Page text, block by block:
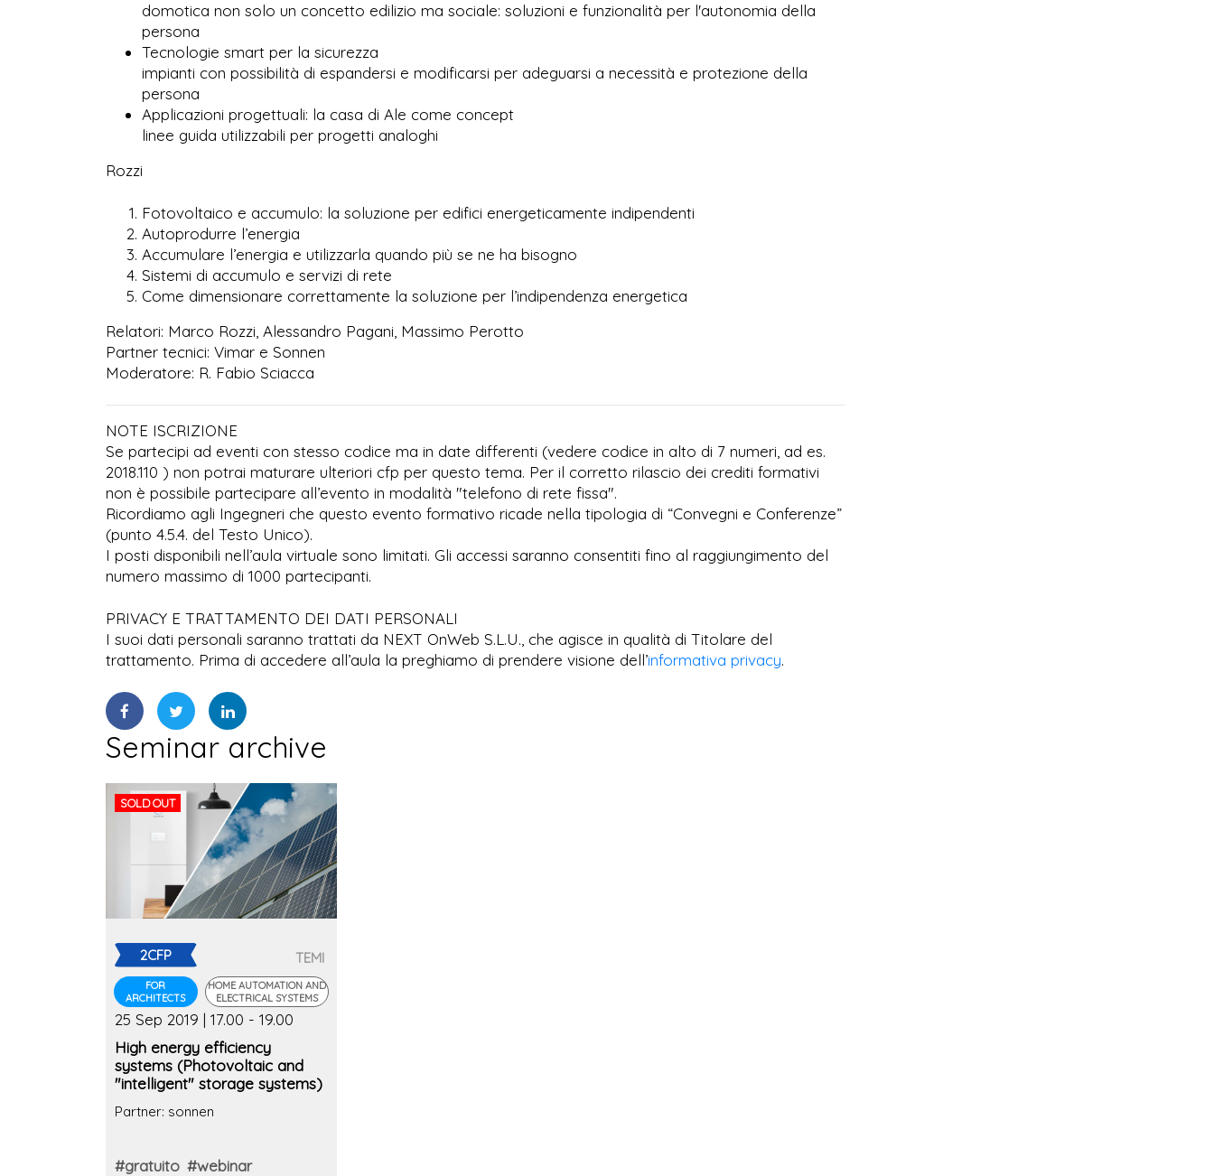
domotica non solo un concetto edilizio ma sociale: soluzioni e funzionalità per l'autonomia della
persona
Tecnologie smart per la sicurezza
impianti con possibilità di espandersi e modificarsi per adeguarsi a necessità e protezione della
persona
Applicazioni progettuali: la casa di Ale come concept
linee guida utilizzabili per progetti analoghi
Rozzi
Fotovoltaico e accumulo: la soluzione per edifici energeticamente indipendenti
Autoprodurre l’energia
Accumulare l’energia e utilizzarla quando più se ne ha bisogno
Sistemi di accumulo e servizi di rete
Come dimensionare correttamente la soluzione per l’indipendenza energetica
Relatori: Marco Rozzi, Alessandro Pagani, Massimo Perotto
Partner tecnici: Vimar e Sonnen
Moderatore: R. Fabio Sciacca
NOTE ISCRIZIONE
Se partecipi ad eventi con stesso codice ma in date differenti (vedere codice in alto di 7 numeri, ad es.
2018.110 ) non potrai maturare ulteriori cfp per questo tema. Per il corretto rilascio dei crediti formativi
non è possibile partecipare all’evento in modalità "telefono di rete fissa".
Ricordiamo agli Ingegneri che questo evento formativo ricade nella tipologia di “Convegni e Conferenze”
(punto 4.5.4. del Testo Unico).
I posti disponibili nell’aula virtuale sono limitati. Gli accessi saranno consentiti fino al raggiungimento del
numero massimo di 1000 partecipanti.
PRIVACY E TRATTAMENTO DEI DATI PERSONALI
I suoi dati personali saranno trattati da NEXT OnWeb S.L.U., che agisce in qualità di Titolare del
trattamento. Prima di accedere all’aula la preghiamo di prendere visione dell’informativa privacy.
Seminar archive
SOLD OUT
2CFP
FOR
ARCHITECTS
TEMI
HOME AUTOMATION AND
ELECTRICAL SYSTEMS
25 Sep 2019 | 17.00 - 19.00
High energy efficiency
systems (Photovoltaic and
"intelligent" storage systems)
Partner: sonnen
#gratuito #webinar